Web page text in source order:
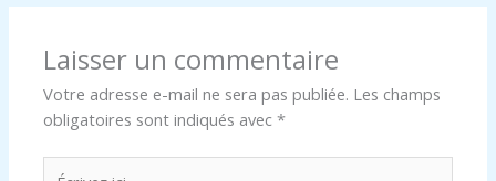
Laisser un commentaire
Votre adresse e-mail ne sera pas publiée. Les champs
obligatoires sont indiqués avec*
Écrivez